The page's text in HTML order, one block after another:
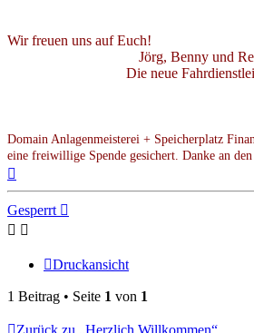
Wir freuen uns auf Euch!
Jörg, Benny und
Die neue
Domain Anlagenmeisterei + Speicherplatz
eine freiwillige Spende gesichert. Danke an den
Gesperrt
Druckansicht
1 Beitrag • Seite 1 von 1
Zurück zu „Herzlich Willkommen“